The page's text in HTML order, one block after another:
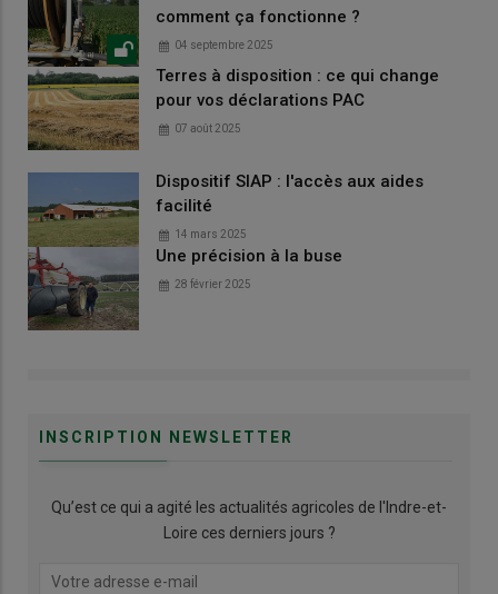
comment ça fonctionne ?
04 septembre 2025
Terres à disposition : ce qui change
pour vos déclarations PAC
07 août 2025
Dispositif SIAP : l'accès aux aides
facilité
14 mars 2025
Une précision à la buse
28 février 2025
INSCRIPTION NEWSLETTER
Qu’est ce qui a agité les actualités agricoles de l'Indre-et-
Loire ces derniers jours ?